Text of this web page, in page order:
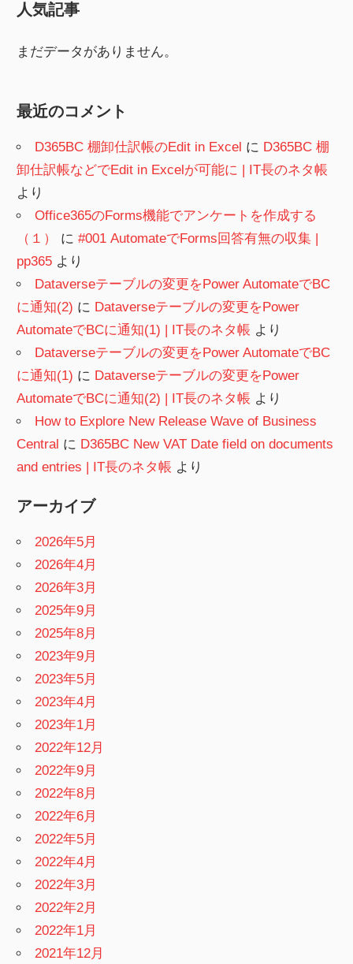
人気記事
まだデータがありません。
最近のコメント
D365BC 棚卸仕訳帳のEdit in Excel に D365BC 棚
卸仕訳帳などでEdit in Excelが可能に | IT長のネタ帳
より
Office365のForms機能でアンケートを作成する
（１）
に#001 AutomateでForms回答有無の収集 |
pp365 より
Dataverseテーブルの変更をPower AutomateでBC
に通知(2) に Dataverseテーブルの変更をPower
AutomateでBCに通知(1) | IT長のネタ帳 より
Dataverseテーブルの変更をPower AutomateでBC
に通知(1) に Dataverseテーブルの変更をPower
AutomateでBCに通知(2) | IT長のネタ帳 より
How to Explore New Release Wave of Business
Central に D365BC New VAT Date field on documents
and entries | IT長のネタ帳 より
アーカイブ
2026年5月
2026年4月
2026年3月
2025年9月
2025年8月
2023年9月
2023年5月
2023年4月
2023年1月
2022年12月
2022年9月
2022年8月
2022年6月
2022年5月
2022年4月
2022年3月
2022年2月
2022年1月
2021年12月